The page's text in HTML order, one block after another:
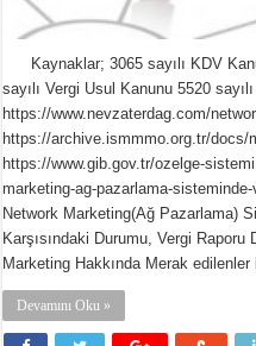
Kaynaklar; 3065 sayılı KDV
sayılı Vergi Usul Kanunu 5520
https://www.nevzaterdag.com/
https://archive.ismmmo.org.tr/docs/
https://www.gib.gov.tr/ozelge-
marketing-ag-pazarlama-
Network Marketing(Ağ Pazarlama)
Karşısındaki Durumu, Vergi
Marketing Hakkında Merak
Devamını Oku »